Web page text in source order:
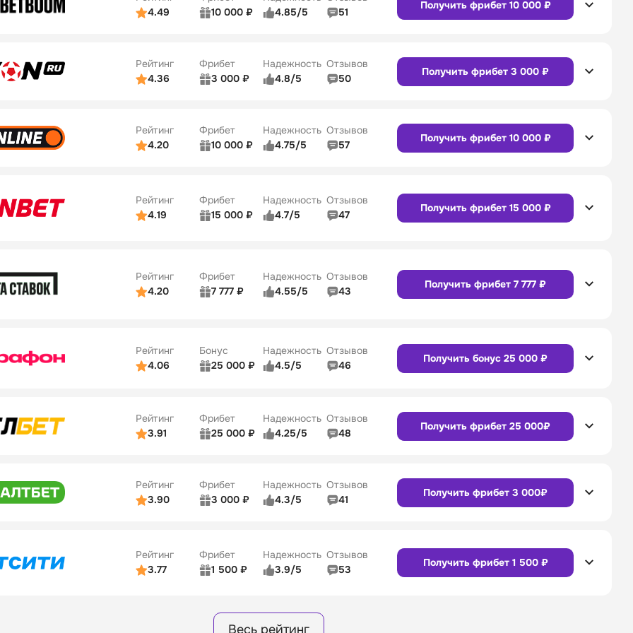
5/5
Сайт Приложение
4.49
10 000 ₽
4.85/5
51
Получить фрибет 10 000 ₽
5/5
Сайт Приложение
Рейтинг
4.36
Фрибет
3 000 ₽
Надежность
4.8/5
Отзывов
50
Получить фрибет 3 000 ₽
4/5
Рейтинг
4.20
Фрибет
10 000 ₽
Надежность
4.75/5
Отзывов
57
Получить фрибет 10 000 ₽
5/5Рейтинг
4.19
Фрибет
15 000 ₽
Надежность
4.7/5
Отзывов
47
Получить фрибет 15 000 ₽
4/5Рейтинг
4.20
Фрибет
7 777 ₽
Надежность
4.55/5
Отзывов
43
Получить фрибет 7 777 ₽
5/5Рейтинг
4.06
Бонус
25 000 ₽
Надежность
4.5/5
Отзывов
46
Получить бонус 25 000 ₽
4/5
Сайт Приложение
Рейтинг
3.91
Фрибет
25 000 ₽
Надежность
4.25/5
Отзывов
48
Получить фрибет 25 000₽
4/5
Рейтинг
3.90
Фрибет
3 000 ₽
Надежность
4.3/5
Отзывов
41
Получить фрибет 3 000₽
4/5
8
Рейтинг
3.77
Фрибет
1 500 ₽
Надежность
3.9/5
Отзывов
53
Получить фрибет 1 500 ₽
Удобство платежей
Весь рейтинг